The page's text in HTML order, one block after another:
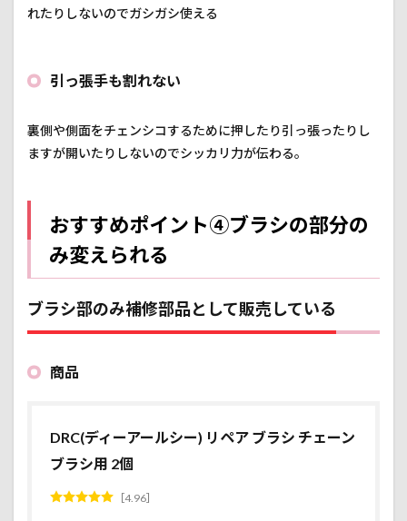
れたりしないのでガシガシ使える
引っ張手も割れない
裏側や側面をチェンシコするために押したり引っ張ったりし
ますが開いたりしないのでシッカリ力が伝わる。
おすすめポイント④ブラシの部分の
み変えられる
ブラシ部のみ補修部品として販売している
商品
DRC(ディーアールシー) リペア ブラシ チェーン
ブラシ用 2個
4.96